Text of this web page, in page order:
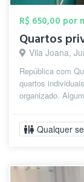
R$ 650,00 por
Quartos
Vila Joana,
República com
quartos
organizado.
Qualquer